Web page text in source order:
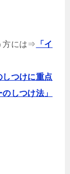
方には⇒
「イ
しつけに重点
しつけ法」